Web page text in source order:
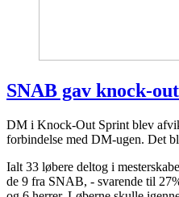
SNAB gav knock-
DM i Knock-Out Sprint blev
forbindelse med DM-ugen. Det
Ialt 33 løbere deltog i
de 9 fra SNAB, - svarende til